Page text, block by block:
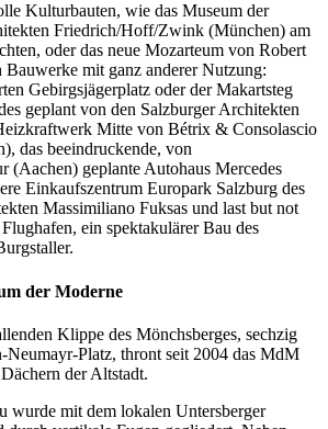
Kulturbauten, wie das Museum der
Friedrich/Hoff/Zwink (München) am
oder das neue Mozarteum von Robert
Bauwerke mit ganz anderer Nutzung:
Gebirgsjägerplatz oder der Makartsteg
geplant von den Salzburger Architekten
Mitte von Bétrix & Consolascio
das beeindruckende, von
(Aachen) geplante Autohaus Mercedes
Einkaufszentrum Europark Salzburg des
Massimiliano Fuksas und last but not
ein spektakulärer Bau des
der Moderne
Klippe des Mönchsberges, sechzig
Neumayr-Platz, thront seit 2004 das MdM
der Altstadt.
wurde mit dem lokalen Untersberger